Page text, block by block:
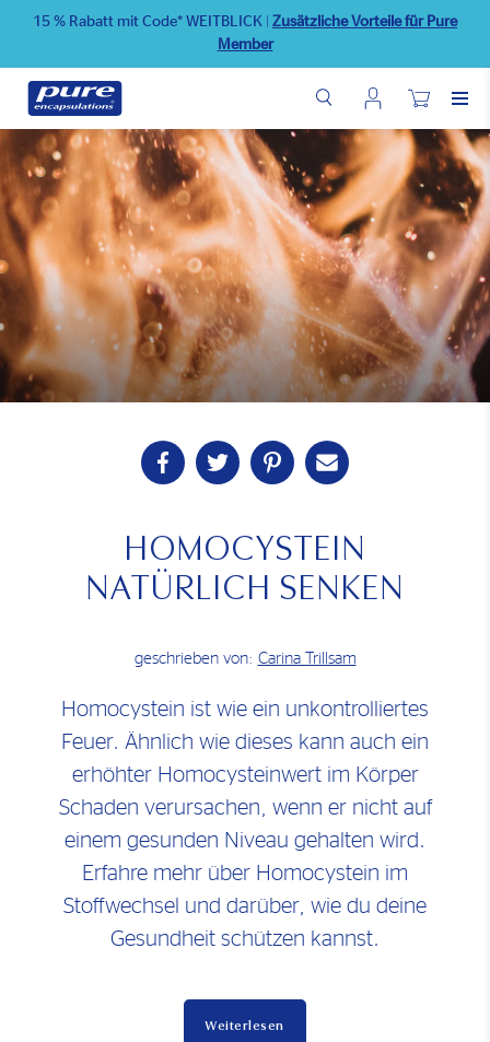
Direkt
Inhalt
15 % Rabatt mit Code* WEITBLICK
Zusätzliche Vorteile für Pure
Member
Wunschliste
HOMOCYSTEIN
NATÜRLICH SENKEN
geschrieben von: Carina Trillsam
Homocystein ist wie ein unkontrolliertes
Feuer. Ähnlich wie dieses kann auch ein
erhöhter Homocysteinwert im Körper
Schaden verursachen, wenn er nicht auf
einem gesunden Niveau gehalten wird.
Erfahre mehr über Homocystein im
Stoffwechsel und darüber, wie du deine
Gesundheit schützen kannst.
Weiterlesen